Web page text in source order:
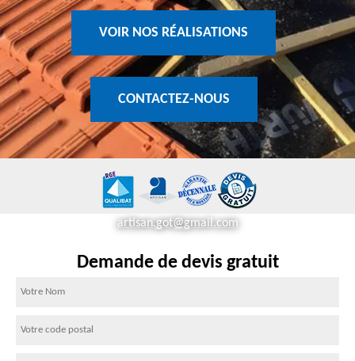
VOIR NOS RÉALISATIONS
CONTACTEZ-NOUS
artisan.got@gmail.com
Demande de devis gratuit